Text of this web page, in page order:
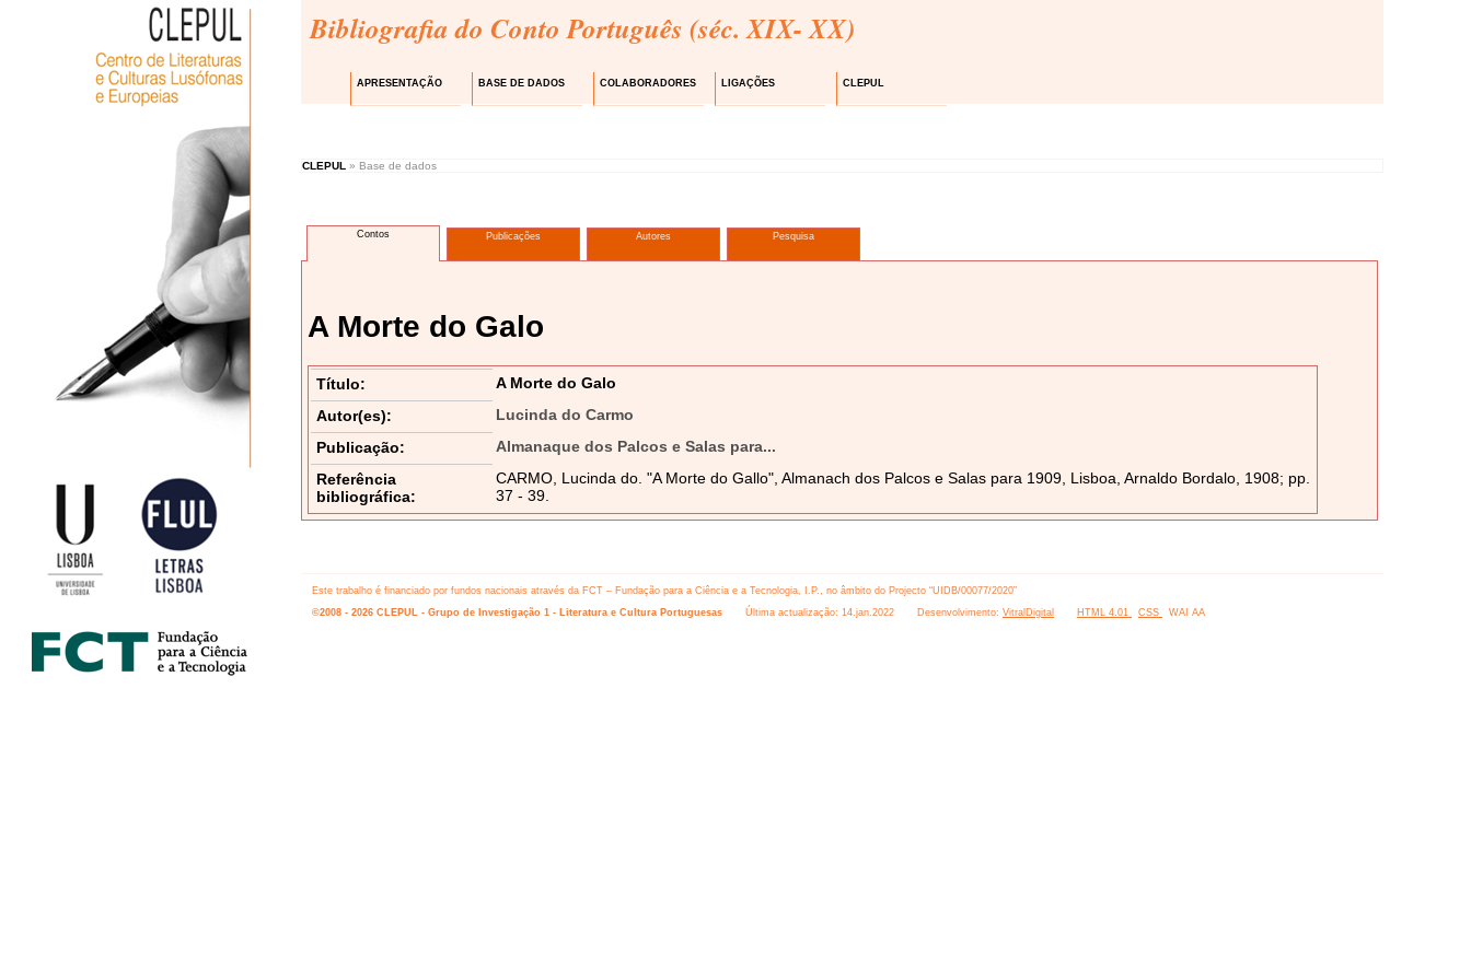
Bibliografia do Conto Português (séc. XIX- XX)
APRESENTAÇÃO BASE DE DADOS COLABORADORES LIGAÇÕES CLEPUL
CLEPUL » Base de dados
Contos Publicações Autores Pesquisa
A Morte do Galo
Título:
A Morte do Galo
Autor(es):
Lucinda do Carmo
Publicação:
Almanaque dos Palcos e Salas para...
Referência
bibliográfica:
CARMO, Lucinda do. "A Morte do Gallo", Almanach dos Palcos e Salas para 1909, Lisboa, Arnaldo Bordalo, 1908; pp.
37 - 39.
Este trabalho é financiado por fundos nacionais através da FCT – Fundação para a Ciência e a Tecnologia, I.P., no âmbito do Projecto “UIDB/00077/2020”
©2008 - 2026 CLEPUL - Grupo de Investigação 1 - Literatura e Cultura Portuguesas
Última actualização: 14.jan.2022 Desenvolvimento: VitralDigital HTML 4.01 CSS WAI AA